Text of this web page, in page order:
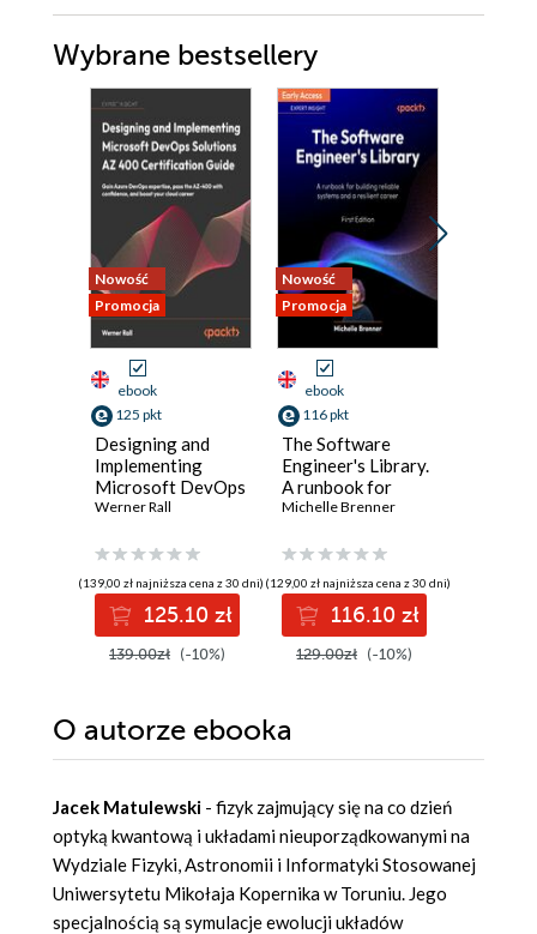
Wybrane bestsellery
Nowość
Promocja
ebook
125 pkt
Designing and
Implementing
Microsoft DevOps
Solutions AZ 400
Guide. Gain Azure
DevOps expertise,
pass the AZ-400
with confidence,
and boost your
cloud career
Werner Rall
(139,00 zł najniższa cena z 30 dni)
125.10 zł
139.00zł (-10%)
Nowość
Promocja
ebook
116 pkt
The Software
Engineer's Library.
A runbook for
building reliable
resilient career
Michelle Brenner
(129,00 zł najniższa cena z 30 dni)
116.10 zł
129.00zł (-10%)
O autorze ebooka
Jacek Matulewski - fizyk zajmujący się na co dzień
optyką kwantową i układami nieuporządkowanymi na
Wydziale Fizyki, Astronomii i Informatyki Stosowanej
Uniwersytetu Mikołaja Kopernika w Toruniu. Jego
specjalnością są symulacje ewolucji układów